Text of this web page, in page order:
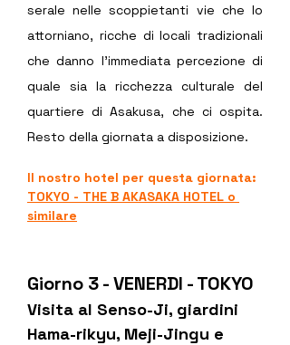
serale nelle scoppietanti vie che lo
attorniano, ricche di locali tradizionali
che danno l'immediata percezione di
quale sia la ricchezza culturale del
quartiere di Asakusa, che ci ospita.
Resto della giornata a disposizione.
Il nostro hotel per questa giornata:
TOKYO - THE B AKASAKA HOTEL o
similare
Giorno 3 - VENERDI - TOKYO
Visita al Senso-Ji, giardini
Hama-rikyu, Meji-Jingu e